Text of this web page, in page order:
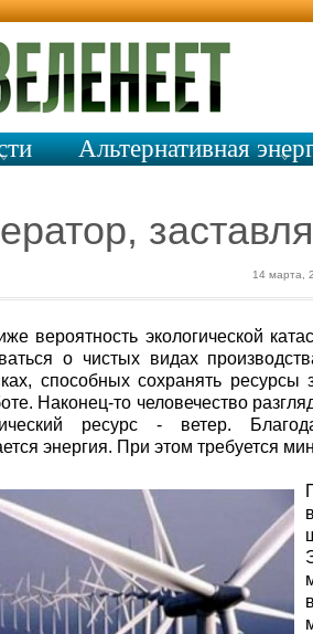
Альтернативная
14 марта,
вероятность экологической
о чистых видах
способных сохранять
Наконец-то человечество
ресурс - ветер.
энергия. При этом требуется